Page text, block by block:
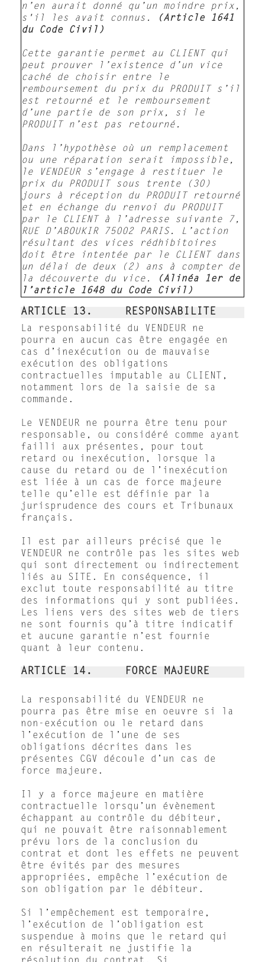
n’en aurait donné qu’un moindre prix,
s'il les avait connus.
(Article 1641
du Code Civil)
Cette garantie permet au CLIENT qui
peut prouver l’existence d’un vice
caché de choisir entre le
remboursement du prix du PRODUIT s’il
est retourné et le remboursement
d’une partie de son prix, si le
PRODUIT n’est pas retourné.
Dans l’hypothèse où un remplacement
ou une réparation serait impossible,
le VENDEUR s’engage à restituer le
prix du PRODUIT sous trente (30)
jours à réception du PRODUIT retourné
et en échange du renvoi du PRODUIT
par le CLIENT à l’adresse suivante 7,
RUE D’ABOUKIR 75002 PARIS. L’action
résultant des vices rédhibitoires
doit être intentée par le CLIENT dans
un délai de deux (2) ans à compter de
la découverte du vice.
(Alinéa 1er de
l’article 1648 du Code Civil)
ARTICLE 13. RESPONSABILITE
La responsabilité du VENDEUR ne
pourra en aucun cas être engagée en
cas d’inexécution ou de mauvaise
exécution des obligations
contractuelles imputable au CLIENT,
notamment lors de la saisie de sa
commande.
Le VENDEUR ne pourra être tenu pour
responsable, ou considéré comme ayant
failli aux présentes, pour tout
retard ou inexécution, lorsque la
cause du retard ou de l’inexécution
est liée à un cas de force majeure
telle qu’elle est définie par la
jurisprudence des cours et Tribunaux
français.
Il est par ailleurs précisé que le
VENDEUR ne contrôle pas les sites web
qui sont directement ou indirectement
liés au SITE. En conséquence, il
exclut toute responsabilité au titre
des informations qui y sont publiées.
Les liens vers des sites web de tiers
ne sont fournis qu’à titre indicatif
et aucune garantie n’est fournie
quant à leur contenu.
ARTICLE 14. FORCE MAJEURE
La responsabilité du VENDEUR ne
pourra pas être mise en oeuvre si la
non-exécution ou le retard dans
l’exécution de l’une de ses
obligations décrites dans les
présentes CGV découle d’un cas de
force majeure.
Il y a force majeure en matière
contractuelle lorsqu’un évènement
échappant au contrôle du débiteur,
qui ne pouvait être raisonnablement
prévu lors de la conclusion du
contrat et dont les effets ne peuvent
être évités par des mesures
appropriées, empêche l’exécution de
son obligation par le débiteur.
Si l’empêchement est temporaire,
l’exécution de l’obligation est
suspendue à moins que le retard qui
en résulterait ne justifie la